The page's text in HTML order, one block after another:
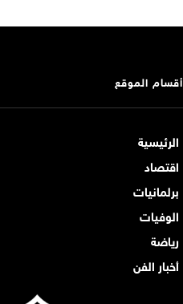
أقسام الموقع
الرئيسية
اقتصاد
برلمانيات
الوفيات
رياضة
أخبار الفن